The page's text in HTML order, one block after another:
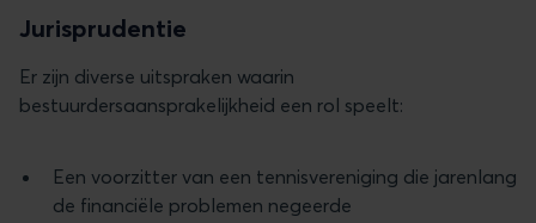
Jurisprudentie
Er zijn diverse uitspraken waarin
bestuurdersaansprakelijkheid een rol speelt:
Een voorzitter van een tennisvereniging die jarenlang
de financiële problemen negeerde